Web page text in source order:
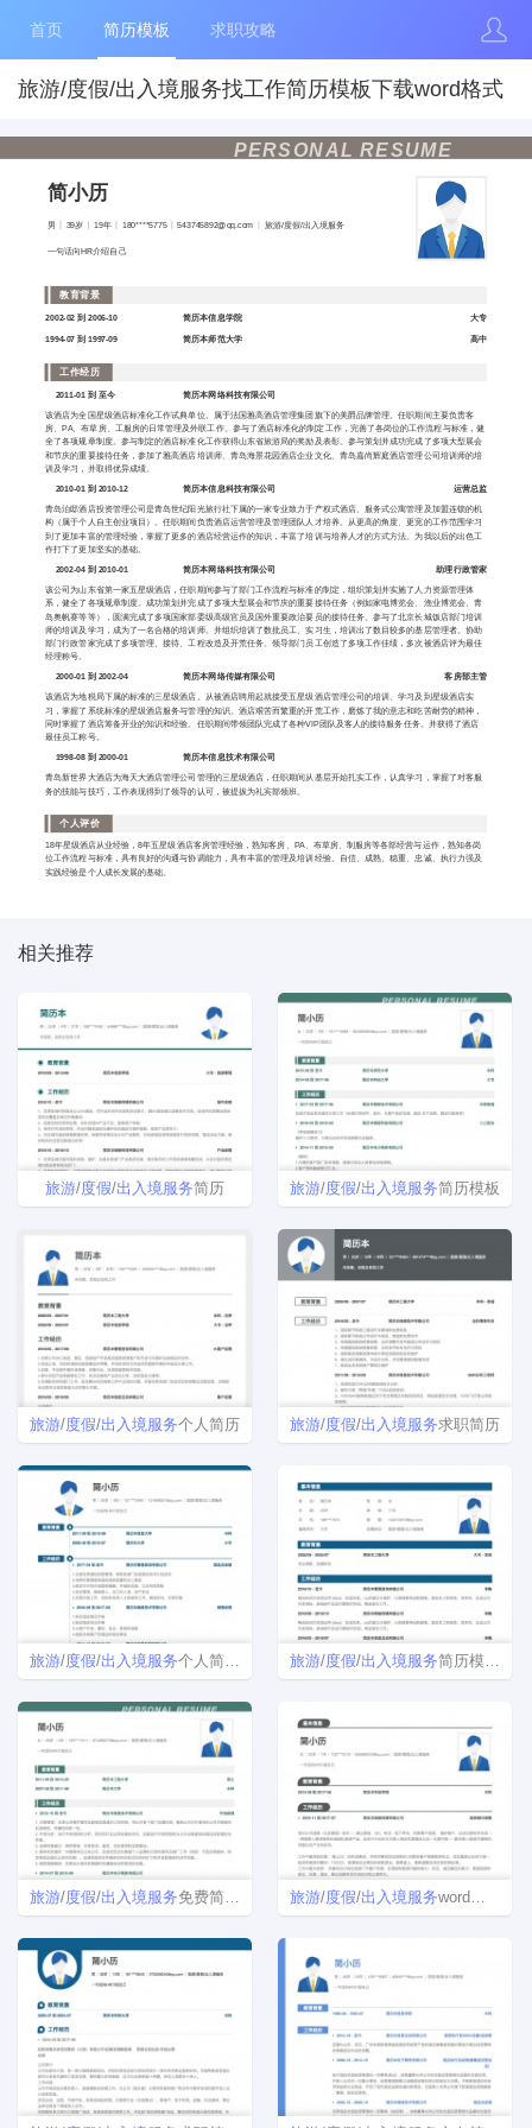
首页 简历模板 求职攻略
旅游/度假/出入境服务找工作简历模板下载word格式
PERSONAL RESUME
简小历
男 39岁 19年 180****5775 543745892@qq.com 旅游/度假/出入境服务
一句话向HR介绍自己
教育背景
2002-02 到 2006-10 简历本信息学院 大专
1994-07 到 1997-09 简历本师范大学 高中
工作经历
2011-01 到 至今 简历本网络科技有限公司
该酒店为全国星级酒店标准化工作试典单位。属于法国雅高酒店管理集团旗下的美爵品牌管理。任职期间主要负责客
房、PA、布草房、工服房的日常管理及外联工作。参与了酒店标准化的制定工作，完善了各岗位的工作流程与标准，健
全了各项规章制度。参与制定的酒店标准化工作获得山东省旅游局的奖励及表彰。参与策划并成功完成了多项大型展会
和节庆的重要接待任务，参加了雅高酒店培训师、青岛海景花园酒店企业文化、青岛嘉尚辉庭酒店管理公司培训师的培
训及学习，并取得优异成绩。
2010-01 到 2010-12 简历本信息科技有限公司 运营总监
青岛泊邸酒店投资管理公司是青岛世纪阳光旅行社下属的一家专业致力于产权式酒店、服务式公寓管理及加盟连锁的机
构（属于个人自主创业项目）。任职期间负责酒店运营管理及管理团队人才培养。从更高的角度、更宽的工作范围学习
到了更加丰富的管理经验，掌握了更多的酒店经营运作的知识，丰富了培训与培养人才的方式方法。为我以后的出色工
作打下了更加坚实的基础。
2002-04 到 2010-01 简历本网络科技有限公司 助理行政管家
该公司为山东省第一家五星级酒店，任职期间参与了部门工作流程与标准的制定，组织策划并实施了人力资源管理体
系，健全了各项规章制度。成功策划并完成了多项大型展会和节庆的重要接待任务（例如家电博览会、渔业博览会、青
岛奥帆赛等等），圆满完成了多项国家部委级高级官员及国外重要政治要员的接待任务。参与了北京长城饭店部门培训
师的培训及学习，成为了一名合格的培训师。并组织培训了数批员工、实习生，培训出了数目较多的基层管理者。协助
部门行政管家完成了多项管理、接待、工程改造及开荒任务。领导部门员工创造了多项工作佳绩，多次被酒店评为最佳
经理称号。
2000-01 到 2002-04 简历本网络传媒有限公司 客房部主管
该酒店为地税局下属的标准的三星级酒店。从被酒店聘用起就接受五星级酒店管理公司的培训、学习及到星级酒店实
习，掌握了系统标准的星级酒店服务与管理的知识。酒店艰苦而繁重的开荒工作，磨炼了我的意志和吃苦耐劳的精神，
同时掌握了酒店筹备开业的知识和经验。任职期间带领团队完成了各种VIP团队及客人的接待服务任务。并获得了酒店
最佳员工称号。
1998-08 到 2000-01 简历本信息技术有限公司
青岛新世界大酒店为海天大酒店管理公司管理的三星级酒店，任职期间从基层开始扎实工作，认真学习，掌握了对客服
务的技能与技巧，工作表现得到了领导的认可，被提拔为礼宾部领班。
个人评价
18年星级酒店从业经验，8年五星级酒店客房管理经验，熟知客房、PA、布草房、制服房等各部经营与运作，熟知各岗
位工作流程与标准，具有良好的沟通与协调能力，具有丰富的管理及培训经验。自信、成熟、稳重、忠诚、执行力强及
实践经验是个人成长发展的基础。
相关推荐
旅游/度假/出入境服务简历 旅游/度假/出入境服务简历模板
旅游/度假/出入境服务个人简历 旅游/度假/出入境服务求职简历
旅游/度假/出入境服务个人简历模板 旅游/度假/出入境服务简历模板下载
旅游/度假/出入境服务免费简历模板 旅游/度假/出入境服务word简历模板